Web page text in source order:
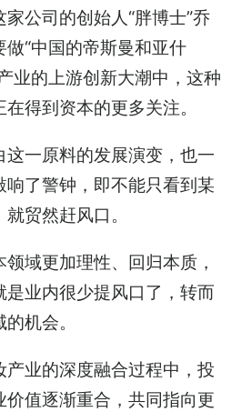
公司的创始人“胖博士”乔
“中国的帝斯曼和亚什
业的上游创新大潮中，这种
得到资本的更多关注。
一原料的发展演变，也一
响了警钟，即不能只看到某
贸然赶风口。
域更加理性、回归本质，
业内很少提风口了，转而
机会。
业的深度融合过程中，投
价值逐渐重合，共同指向更